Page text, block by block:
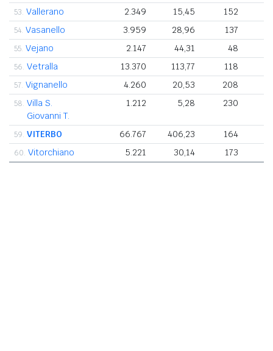
53. Vallerano 2.349 15,45 152
54. Vasanello 3.959 28,96 137
55. Vejano 2.147 44,31 48
56. Vetralla 13.370 113,77 118
57. Vignanello 4.260 20,53 208
58. Villa S.
Giovanni T.
1.212 5,28 230
59. VITERBO 66.767 406,23 164
60. Vitorchiano 5.221 30,14 173